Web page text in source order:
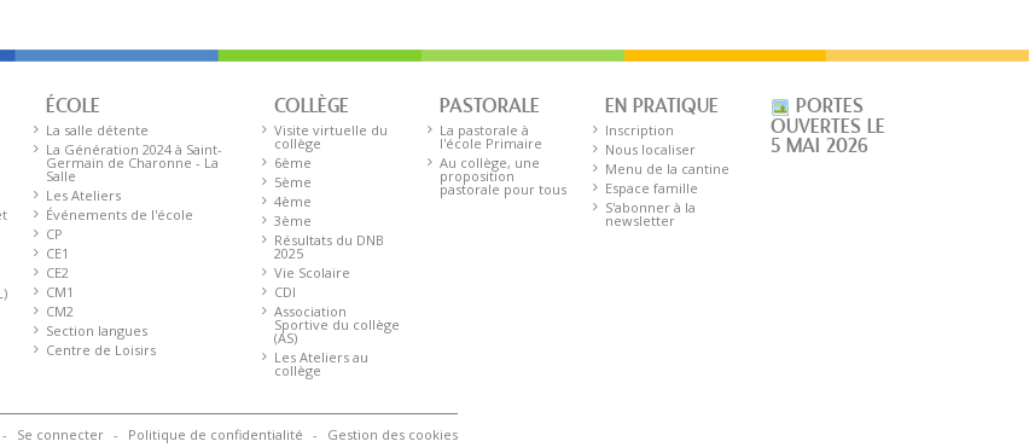
ÉCOLE
La salle détente
La Génération 2024 à Saint-
Germain de Charonne - La
Salle
Les Ateliers
Événements de l'école
CP
CE1
CE2
CM1
CM2
Section langues
Centre de Loisirs
COLLÈGE
Visite virtuelle du
collège
6ème
5ème
4ème
3ème
Résultats du DNB
2025
Vie Scolaire
CDI
Association
Sportive du collège
(AS)
Les Ateliers au
collège
PASTORALE
La pastorale à
l'école Primaire
Au collège, une
proposition
pastorale pour tous
EN PRATIQUE
Inscription
Nous localiser
Menu de la cantine
Espace famille
S'abonner à la
newsletter
PORTES
OUVERTES LE
5 MAI 2026
Se connecter Politique de confidentialité Gestion des cookies